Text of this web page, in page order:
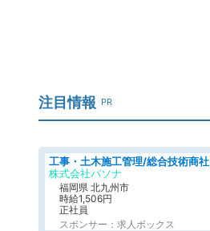
注目情報 PR
株式会社パソナ
福岡県 北九州市
時給1,506円
正社員
スポンサー：求人ボックス